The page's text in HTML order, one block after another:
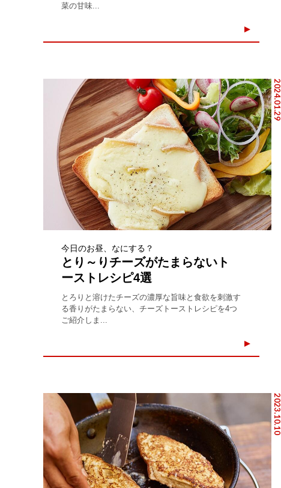
菜の甘味...
2024.01.29
今日のお昼、なにする？
とり～りチーズがたまらないト
ーストレシピ4選
とろりと溶けたチーズの濃厚な旨味と食欲を刺激す
る香りがたまらない、チーズトーストレシピを4つ
ご紹介しま...
2023.10.10